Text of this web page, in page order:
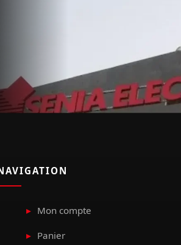
Mon compte
Panier